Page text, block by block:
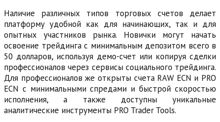
Наличие различных типов торговых счетов делает
платформу удобной как для начинающих, так и для
опытных участников рынка. Новички могут начать
освоение трейдинга с минимальным депозитом всего в
50 долларов, используя демо-счет или копируя сделки
профессионалов через сервисы социального трейдинга.
Для профессионалов же открыты счета RAW ECN и PRO
ECN с минимальными спредами и быстрой скоростью
исполнения, а также доступны уникальные
аналитические инструменты PRO Trader Tools.